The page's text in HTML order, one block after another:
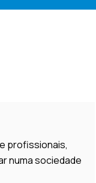
profissionais,
numa sociedade